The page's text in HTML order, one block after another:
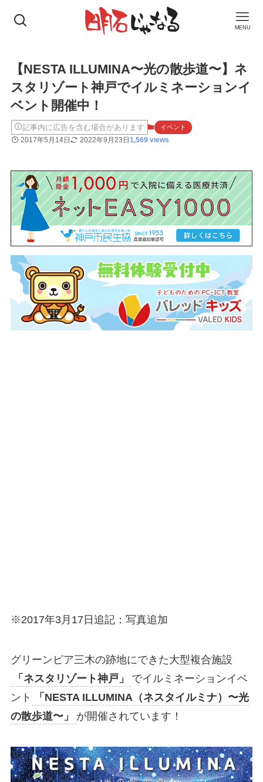
MENU
【NESTA ILLUMINA〜光の散歩道〜】ネ
スタリゾート神戸でイルミネーションイ
ベント開催中！
記事内に広告を含む場合があります イベント
2017年5月14日 2022年9月23日1,569 views
※2017年3月17日追記：写真追加
グリーンピア三木の跡地にできた大型複合施設
「ネスタリゾート神戸」
でイルミネーションイベ
ント
「NESTA ILLUMINA（ネスタイルミナ）〜光
の散歩道〜」
が開催されています！